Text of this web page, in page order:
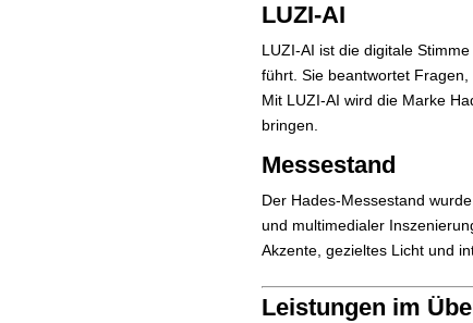
LUZI-AI
LUZI-AI ist die digitale
führt. Sie beantwortet
Mit LUZI-AI wird die Marke
bringen.
Messestand
Der Hades-Messestand
und multimedialer
Akzente, gezieltes Licht und
Leistungen im